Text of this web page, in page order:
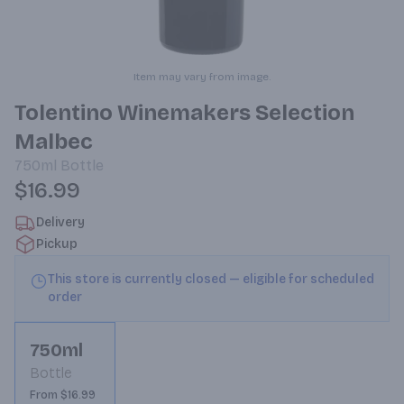
Item may vary from image.
Tolentino Winemakers Selection
Malbec
750ml Bottle
$16.99
Delivery
Pickup
This store is currently closed — eligible for scheduled
order
750ml
Bottle
From $16.99